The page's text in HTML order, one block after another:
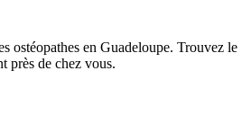
ostéopathes en Guadeloupe. Trouvez le
près de chez vous.